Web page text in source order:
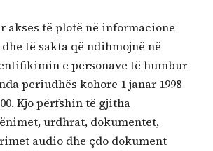
akses të plotë në informacione
të sakta që ndihmojnë në
e personave të humbur
periudhës kohore 1 janar 1998
Kjo përfshin të gjitha
urdhrat, dokumentet,
audio dhe çdo dokument